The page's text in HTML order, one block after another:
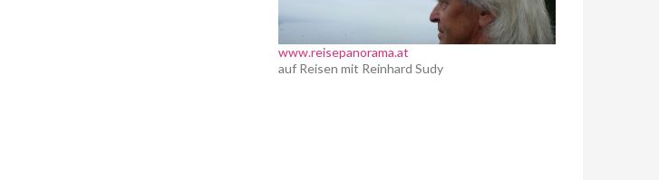
www.reisepanorama.at
auf Reisen mit Reinhard Sudy